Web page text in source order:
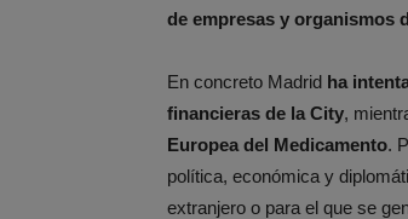
de empresas y organismos
En concreto Madrid ha
financieras de la City,
Europea del Medicamento.
política, económica y
extranjero o para el que se